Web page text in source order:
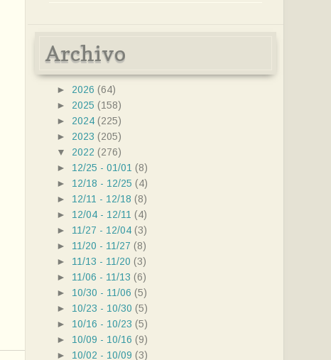
Archivo
► 2026 (64)
► 2025 (158)
► 2024 (225)
► 2023 (205)
▼
2022 (276)
► 12/25 - 01/01 (8)
► 12/18 - 12/25 (4)
► 12/11 - 12/18 (8)
► 12/04 - 12/11 (4)
► 11/27 - 12/04 (3)
► 11/20 - 11/27 (8)
► 11/13 - 11/20 (3)
► 11/06 - 11/13 (6)
► 10/30 - 11/06 (5)
► 10/23 - 10/30 (5)
► 10/16 - 10/23 (5)
► 10/09 - 10/16 (9)
► 10/02 - 10/09 (3)